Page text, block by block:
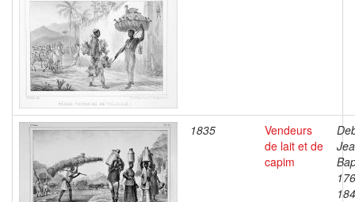
1835
Vendeurs
de lait et de
capim